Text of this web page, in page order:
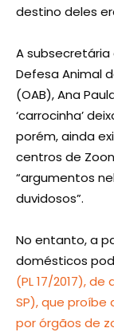
destino deles
A
Defesa Animal
(OAB), Ana
‘carrocinha’
porém, ainda
centros de
“argumentos
duvidosos”.
No entanto, a
domésticos
(PL 17/2017),
SP), que
por órgãos de